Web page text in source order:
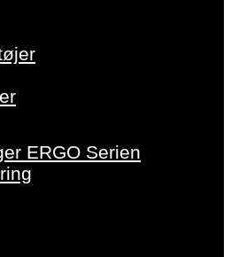
ERGO Serien